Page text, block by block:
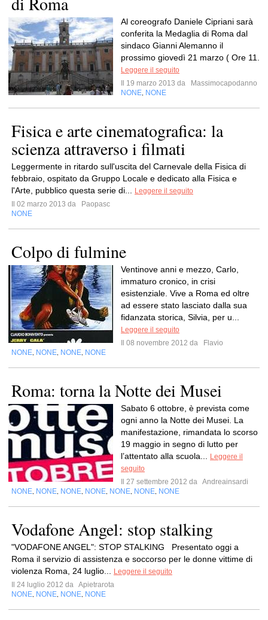
Al coreografo Daniele Cipriani sarà
conferita la Medaglia di Roma dal
sindaco Gianni Alemanno il
prossimo giovedì 21 marzo ( Ore 11.
Leggere il seguito
Il 19 marzo 2013 da
Massimocapodanno
NONE NONE
Fisica e arte cinematografica: la
scienza attraverso i filmati
Leggermente in ritardo sull'uscita del Carnevale della Fisica di
febbraio, ospitato da Gruppo Locale e dedicato alla Fisica e
l'Arte, pubblico questa serie di...
Leggere il seguito
Il 02 marzo 2013 da
Paopasc
NONE
Colpo di fulmine
Ventinove anni e mezzo, Carlo,
immaturo cronico, in crisi
esistenziale. Vive a Roma ed oltre
ad essere stato lasciato dalla sua
fidanzata storica, Silvia, per u...
Leggere il seguito
Il 08 novembre 2012 da
Flavio
NONE NONE NONE NONE
Roma: torna la Notte dei Musei
Sabato 6 ottobre, è prevista come
ogni anno la Notte dei Musei. La
manifestazione, rimandata lo scorso
19 maggio in segno di lutto per
l’attentato alla scuola...
Leggere il
seguito
Il 27 settembre 2012 da Andreainsardi
NONE NONE NONE NONE NONE NONE NONE
Vodafone Angel: stop stalking
"VODAFONE ANGEL": STOP STALKING Presentato oggi a
Roma il servizio di assistenza e soccorso per le donne vittime di
violenza Roma, 24 luglio...
Leggere il seguito
Il 24 luglio 2012 da Apietrarota
NONE NONE NONE NONE